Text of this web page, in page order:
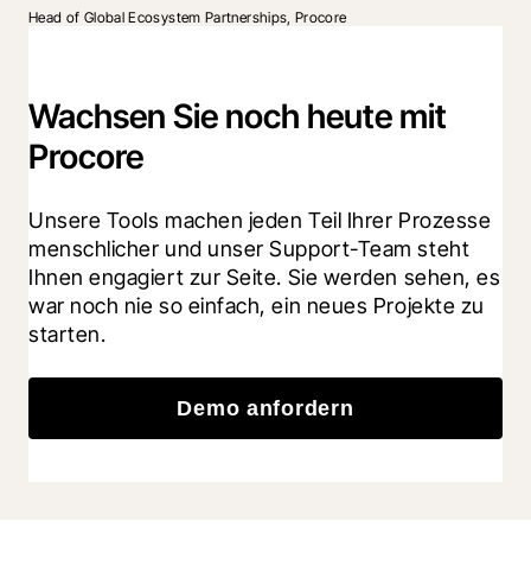
Head of Global Ecosystem Partnerships, Procore
Wachsen Sie noch heute mit
Procore
Unsere Tools machen jeden Teil Ihrer Prozesse
menschlicher und unser Support-Team steht
Ihnen engagiert zur Seite. Sie werden sehen, es
war noch nie so einfach, ein neues Projekte zu
starten.
Demo anfordern